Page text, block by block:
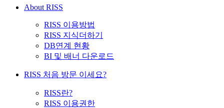
About RISS
RISS 이용방법
RISS 지식더하기
DB연계 현황
BI 및 배너 다운로드
RISS 처음 방문 이세요?
RISS란?
RISS 이용권한